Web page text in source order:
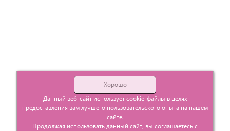
Хорошо
Данный веб-сайт использует cookie-файлы в целях
предоставления вам лучшего пользовательского опыта на нашем
сайте.
Продолжая использовать данный сайт, вы соглашаетесь с